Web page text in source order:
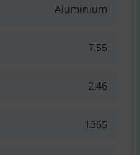
Aluminium
7,55
2,46
1365